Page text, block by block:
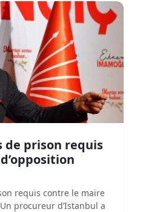
de prison requis
requis contre le maire
procureur d’Istanbul a